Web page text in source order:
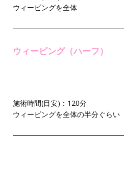
ウィービングを全体
ウィービング（ハーフ）
施術時間(目安)：120分
ウィービングを全体の半分ぐらい